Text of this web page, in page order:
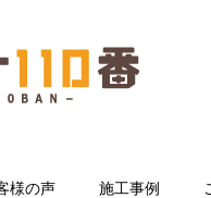
様の声 施工事例